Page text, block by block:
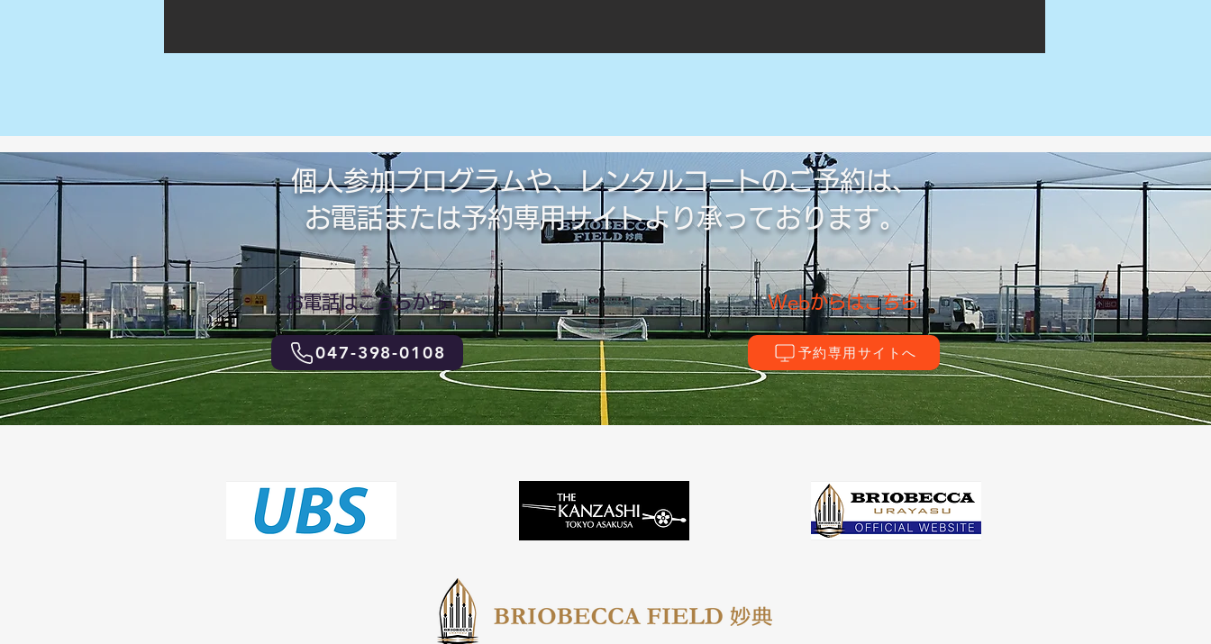
個人参加プログラムや、レンタルコートのご予約は、
​お電話または予約専用サイトより承っております。
Webからはこちら
予約専用サイトへ
お電話はこちらから
047-398-0108